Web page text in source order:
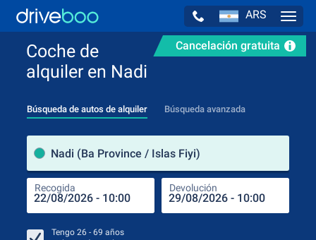
ARS
Cancelación gratuita
Coche de
alquiler en Nadi
Búsqueda de autos de alquiler Búsqueda avanzada
Nadi (Ba Province / Islas Fiyi)
Recogida Devolución
Tengo 26 - 69 años